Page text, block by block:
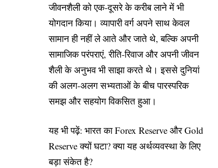
जीवनशैली को एक-दूसरे के करीब लाने में भी
योगदान किया। व्यापारी वर्ग अपने साथ केवल
सामान ही नहीं ले आते और जाते थे, बल्कि अपनी
सामाजिक परंपराएं, रीति-रिवाज और अपनी जीवन
शैली के अनुभव भी साझा करते थे। इससे दुनियां
की अलग-अलग सभ्यताओं के बीच पारस्परिक
समझ और सहयोग विकसित हुआ।
यह भी पढ़ें: भारत का Forex Reserve और Gold
Reserve क्यों घटा? क्या यह अर्थव्यवस्था के लिए
बड़ा संकेत है?